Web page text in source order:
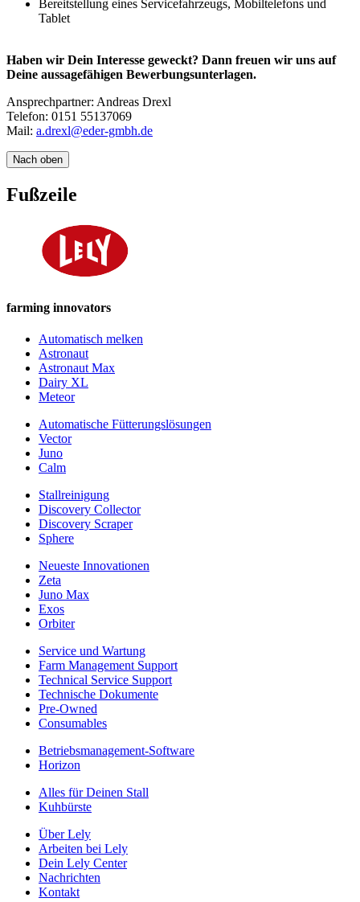
Bereitstellung eines Servicefahrzeugs, Mobiltelefons und
Tablet
Haben wir Dein Interesse geweckt? Dann freuen wir uns auf
Deine aussagefähigen Bewerbungsunterlagen.
Ansprechpartner: Andreas Drexl
Telefon: 0151 55137069
Mail: a.drexl@eder-gmbh.de
Nach oben
Fußzeile
farming innovators
Automatisch melken
Astronaut
Astronaut Max
Dairy XL
Meteor
Automatische Fütterungslösungen
Vector
Juno
Calm
Stallreinigung
Discovery Collector
Discovery Scraper
Sphere
Neueste Innovationen
Zeta
Juno Max
Exos
Orbiter
Service und Wartung
Farm Management Support
Technical Service Support
Technische Dokumente
Pre-Owned
Consumables
Betriebsmanagement-Software
Horizon
Alles für Deinen Stall
Kuhbürste
Über Lely
Arbeiten bei Lely
Dein Lely Center
Nachrichten
Kontakt